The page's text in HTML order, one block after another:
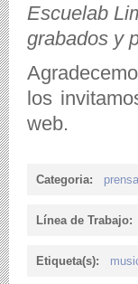
Escuelab
grabados y
los
web.
Categoria: prensa
Línea de Trabajo:
Etiqueta(s):